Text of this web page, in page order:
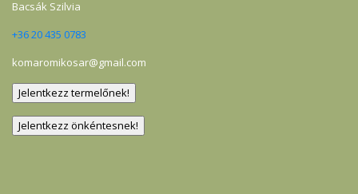
Bacsák Szilvia
+36 20 435 0783
komaromikosar@gmail.com